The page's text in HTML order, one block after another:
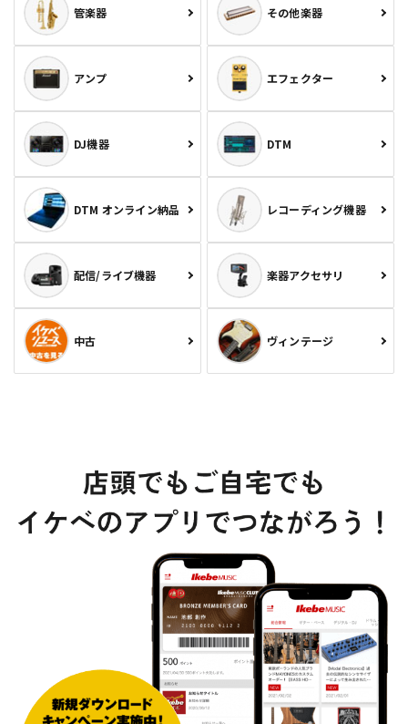
管楽器 その他楽器
アンプ エフェクター
DJ機器 DTM
DTM オンライン納品 レコーディング機器
配信/ライブ機器 楽器アクセサリ
中古 ヴィンテージ